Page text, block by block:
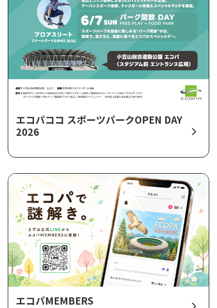
エコパココ スポーツパークOPEN DAY
2026
エコパMEMBERS